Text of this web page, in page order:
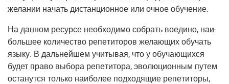
жела­нии начать дистан­ци­он­ное или очное обучение.
На дан­ном ресур­се необ­хо­ди­мо собрать воеди­но, наи­
боль­шее коли­че­ство репе­ти­то­ров жела­ю­щих обу­чать
язы­ку. В даль­ней­шем учи­ты­вая, что у обу­ча­ю­щих­ся
будет пра­во выбо­ра репе­ти­то­ра, эво­лю­ци­он­ным путем
оста­нут­ся толь­ко наи­бо­лее под­хо­дя­щие репе­ти­то­ры,